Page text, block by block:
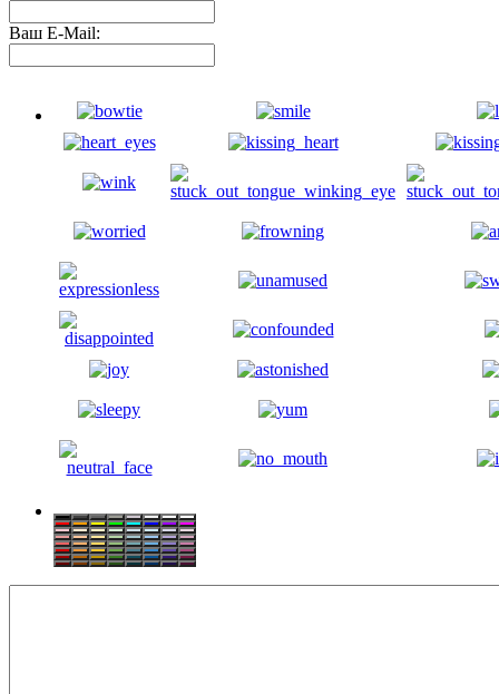
Ваш E-Mail: